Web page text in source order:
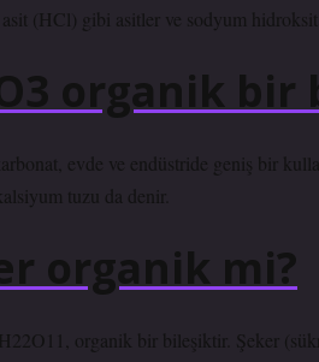
(HCl) gibi asitler ve sodyum
organik bir
evde ve endüstride geniş bir
tuzu da denir.
organik mi?
organik bir bileşiktir. Şeker